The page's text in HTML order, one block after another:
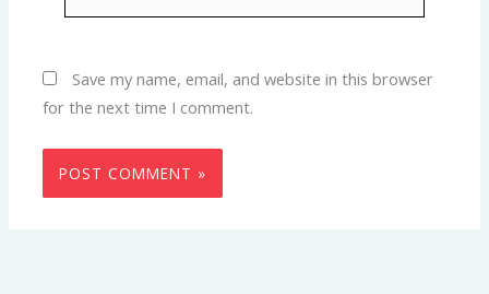
Save my name, email, and website in this browser
for the next time I comment.